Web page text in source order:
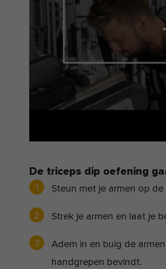
De triceps dip oefening
Steun met je armen op
Strek je armen en laat je
Adem in en buig de
handgrepen bevindt.